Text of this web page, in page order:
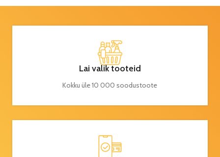
Lai valik tooteid
Kokku üle 10 000 soodustoote